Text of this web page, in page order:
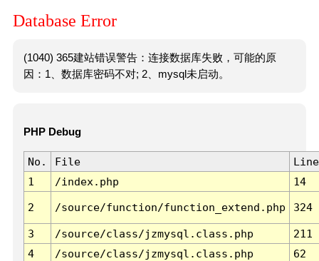
Database Error
(1040) 365建站错误警告：连接数据库失败，可能的原
因：1、数据库密码不对; 2、mysql未启动。
PHP Debug
No. File
Line
1
/index.php 14
2 /source/function/function_extend.php 324
3 /source/class/jzmysql.class.php
211
4
/source/class/jzmysql.class.php
62